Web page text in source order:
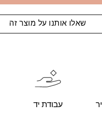
שאלו אותנו על מוצר זה
עבודת יד